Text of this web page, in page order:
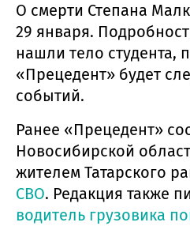
О смерти Степана
29 января.
нашли тело студента,
«Прецедент» будет
событий.
Ранее «Прецедент»
Новосибирской
жителем Татарского
СВО. Редакция также
водитель грузовика